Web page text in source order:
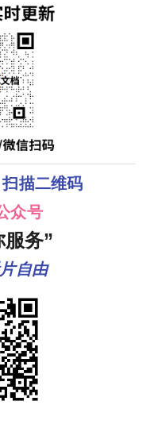
描二维码
众号
服务”
自由